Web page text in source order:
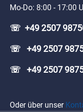
Mo-Do: 8:00 - 17:00
☏ +49 2507
☏ +49 2507
☏ +49 2507
Oder über unser